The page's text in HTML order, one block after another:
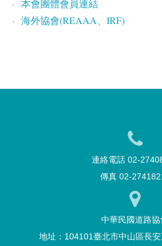
本會團體會員連結
海外協會(REAAA、IRF)
連絡電話 02-
傳真 02-
中華民國道路協
地址：104101臺北市中山區長